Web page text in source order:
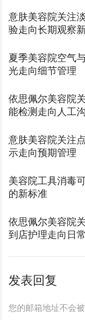
意肤美容院关注
验走向长期观察
夏季美容院空气
光走向细节管理
依思佩尔美容院
能检测走向人工
意肤美容院关注
示走向预期管理
美容院工具消毒
的新标准
依思佩尔美容院
到店护理走向日
发表回复
您的邮箱地址不会被